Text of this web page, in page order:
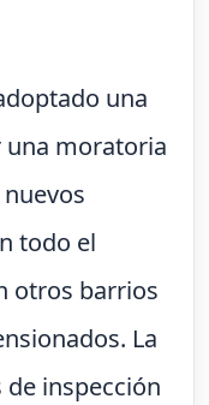
una
moratoria
todo el
otros barrios
La
inspección